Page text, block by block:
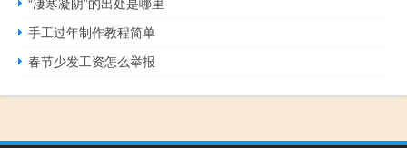
手工过年制作教程简单
春节少发工资怎么举报